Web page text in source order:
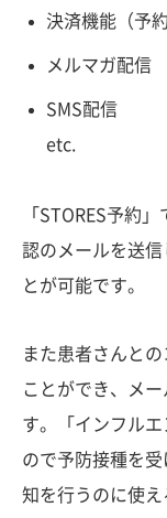
決済機能（予
メルマガ配信
SMS配信
etc.
「STORES予約
認のメールを送
とが可能です。
また患者さんと
ことができ、メ
す。「インフル
ので予防接種を
知を行うのに使え